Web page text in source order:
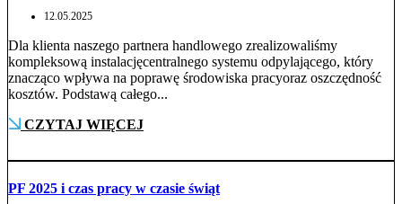
12.05.2025
Dla klienta naszego partnera handlowego zrealizowaliśmy
kompleksową instalacjęcentralnego systemu odpylającego, który
znacząco wpływa na poprawę środowiska pracyoraz oszczędność
kosztów. Podstawą całego...
CZYTAJ WIĘCEJ
PF 2025 i czas pracy w czasie świąt